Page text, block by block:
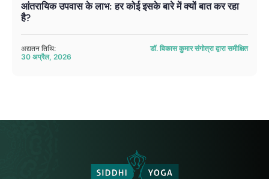
आंतरायिक उपवास के लाभ: हर कोई इसके बारे में क्यों बात कर रहा
है?
अद्यतन तिथि:
30 अप्रैल, 2026
डॉ. विकास कुमार संगोत्रा ​​द्वारा समीक्षित